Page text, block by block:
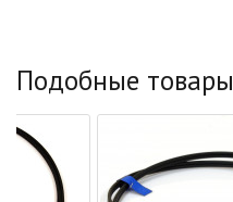
Подобные товары